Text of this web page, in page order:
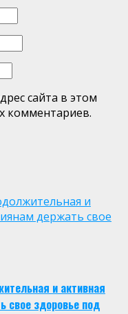
сайта в этом
комментариев.
и
держать свое
и активная
свое здоровье под